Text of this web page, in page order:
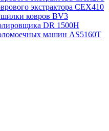
экстрактора CEX410
ковров BV3
DR 1500H
машин AS5160T